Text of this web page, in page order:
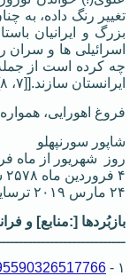
تغییر رنگ داده، به
بزرگ و ایرانیان
ایرانستان سازند.[[۷، ۸]]
فروغ اهورایی، همواره
شاپور سورنپهلو
روز شهریور از ماه فروردین
۴ فروردین ماه ۲۵۷۸ شاهنشاهی
۲۴ مارس ۲۰۱۹ ترسایی
بازبُردها [:منابع] و
۱ -